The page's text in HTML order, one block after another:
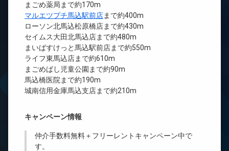
まごめ薬局まで約170m
マルエツプチ馬込駅前店まで約400m
ローソン北馬込松原橋店まで約430m
セイムス大田北馬込店まで約480m
まいばすけっと馬込駅前店まで約550m
ライフ東馬込店まで約610m
まごめばし児童公園まで約90m
馬込橋医院まで約190m
城南信用金庫馬込支店まで約210m
キャンペーン情報
仲介手数料無料＋ フリーレント キャンペーン中で
す。